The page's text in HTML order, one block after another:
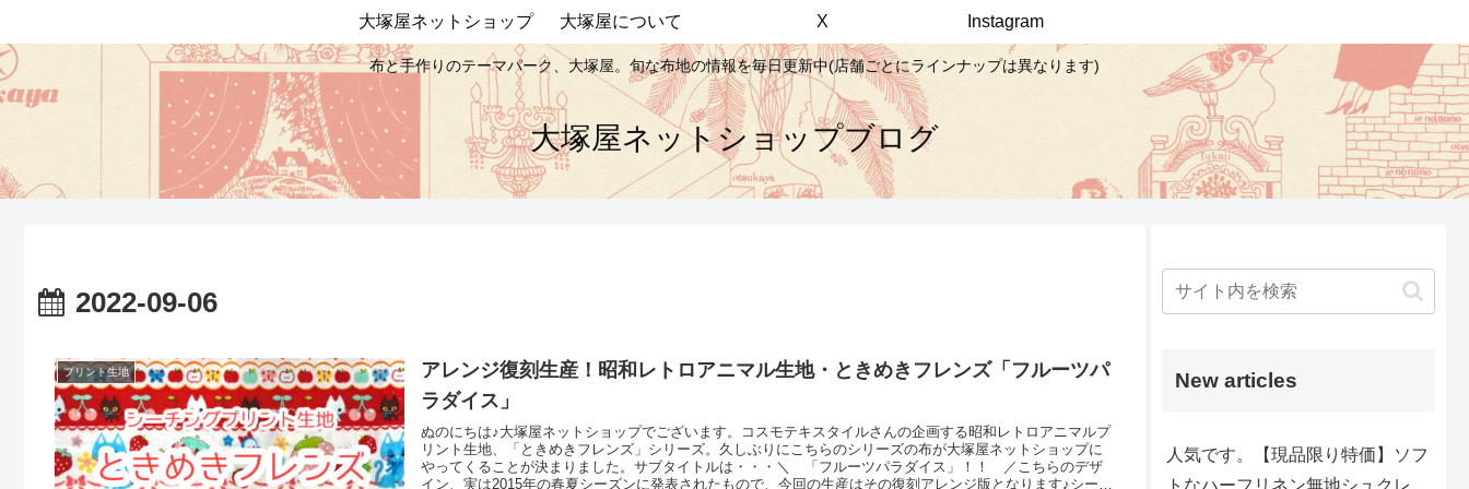
布と手作りのテーマパーク、大塚屋。旬な布地の情報を毎日更新中(店舗ごとにラインナップは異なります)
大塚屋ネットショップブログ
大塚屋ネットショップ 大塚屋について X Instagram
2022-09-06
プリント生地
アレンジ復刻生産！昭和レトロアニマル生地・ときめきフレンズ「フルーツパ
ラダイス」
ぬのにちは♪大塚屋ネットショップでございます。コスモテキスタイルさんの企画する昭和レトロアニマルプ
リント生地、「ときめきフレンズ」シリーズ。久しぶりにこちらのシリーズの布が大塚屋ネットショップに
やってくることが決まりました。サブタイトルは・・・＼ 「フルーツパラダイス」！！ ／こちらのデザ
イン、実は2015年の春夏シーズンに発表されたもので、今回の生産はその復刻アレンジ版となります♪シーチ
New articles
人気です。【現品限り特価】ソフ
トなハーフリネン無地シュクレ